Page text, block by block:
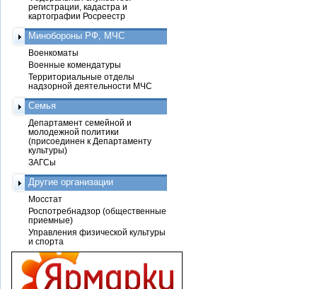
регистрации, кадастра и
картографии Росреестр
Минобороны РФ, МЧС
Военкоматы
Военные комендатуры
Территориальные отделы
надзорной деятельности МЧС
Семья
Департамент семейной и
молодежной политики
(присоединен к Департаменту
культуры)
ЗАГСы
Другие организации
Мосстат
Роспотребнадзор (общественные
приемные)
Управления физической культуры
и спорта